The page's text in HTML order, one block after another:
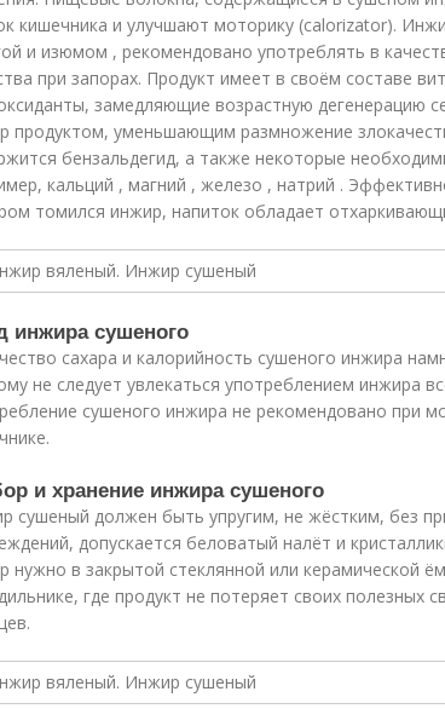
кишечника и улучшают моторику (calorizator).
и изюмом , рекомендовано употреблять в
при запорах. Продукт имеет в своём составе
замедляющие возрастную дегенерацию
продуктом, уменьшающим размножение
бензальдегид, а также некоторые
кальций , магний , железо , натрий .
томился инжир, напиток обладает
инжира сушеного
сахара и калорийность сушеного инжира
не следует увлекаться употреблением инжира
сушеного инжира не рекомендовано при
и хранение инжира сушеного
сушеный должен быть упругим, не жёстким, без
допускается беловатый налёт и
нужно в закрытой стеклянной или керамической
где продукт не потеряет своих полезных